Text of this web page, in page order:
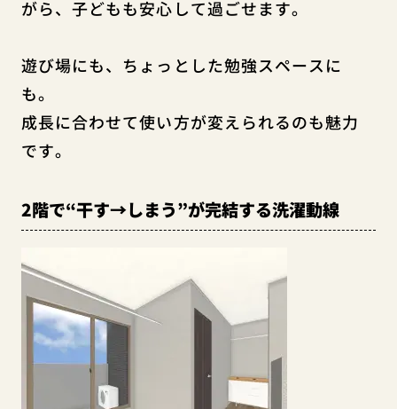
がら、子どもも安心して過ごせます。
遊び場にも、ちょっとした勉強スペースに
も。
成長に合わせて使い方が変えられるのも魅力
です。
2階で“干す→しまう”が完結する洗濯動線